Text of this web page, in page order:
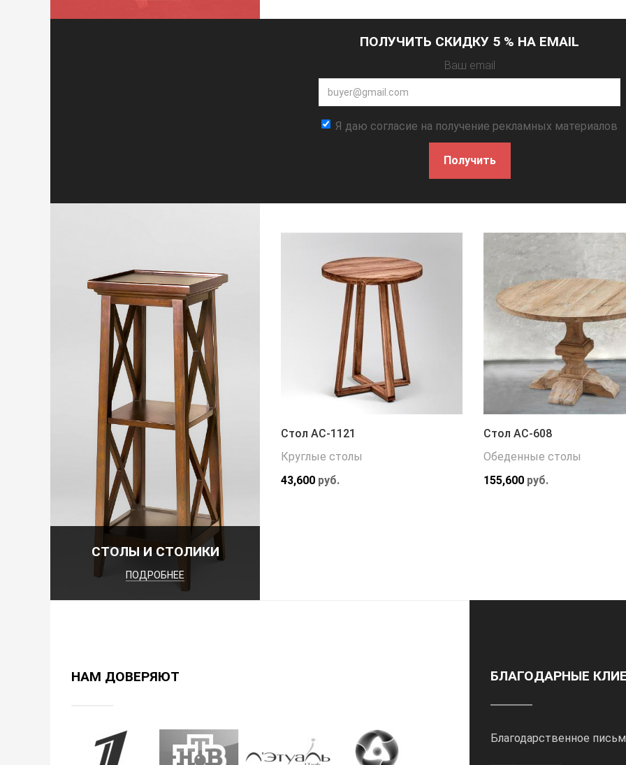
ПОЛУЧИТЬ СКИДКУ 5 % НА EMAIL
Ваш email
Я даю согласие на получение рекламных материалов
Получить
СТОЛЫ И СТОЛИКИ
ПОДРОБНЕЕ
Стол АС-1121
Круглые столы
43,600 руб.
Стол АС-608
Обеденные столы
155,600 руб.
НАМ ДОВЕРЯЮТ БЛАГОДАРНЫЕ
Благодарственное